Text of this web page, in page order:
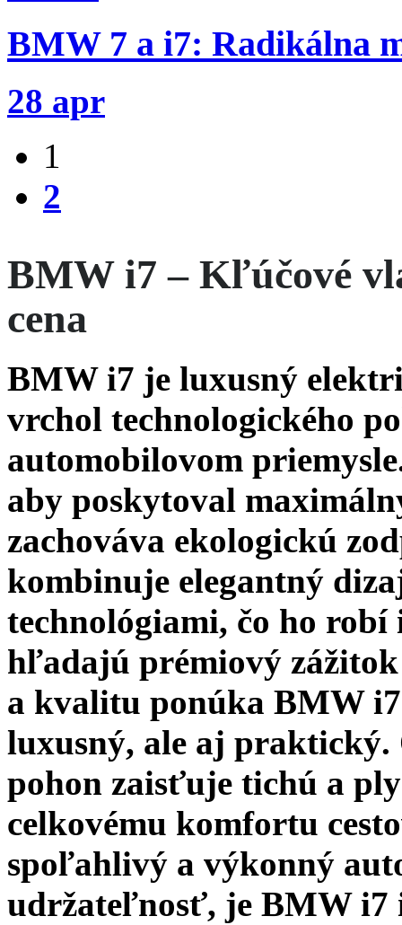
BMW 7 a i7: Radikálna
28 apr
1
2
BMW i7 – Kľúčové
cena
BMW i7 je luxusný
vrchol technologického
automobilovom
aby poskytoval
zachováva ekologickú
kombinuje elegantný
technológiami, čo ho
hľadajú prémiový
a kvalitu ponúka BMW
luxusný, ale aj
pohon zaisťuje tichú a
celkovému komfortu
spoľahlivý a výkonný
udržateľnosť, je BMW i7